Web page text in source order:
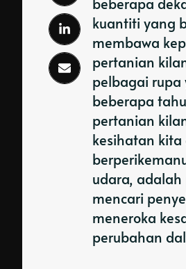
kuantiti yang
membawa
pertanian
pelbagai rupa
beberapa
pertanian
kesihatan
udara,
mencari
meneroka
perubahan